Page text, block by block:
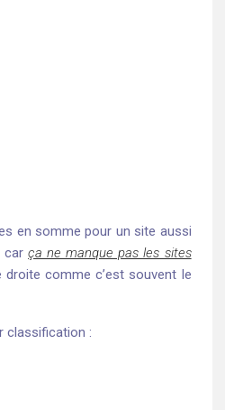
en somme pour un site aussi
carça ne manque pas les sites
comme c’est souvent le
classification :